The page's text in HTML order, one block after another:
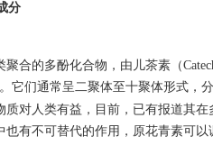
分
聚合的多酚化合物，由儿茶素（
。它们通常呈二聚体至十聚体形式，
质对人类有益，目前，已有报道其
也有不可替代的作用，原花青素可